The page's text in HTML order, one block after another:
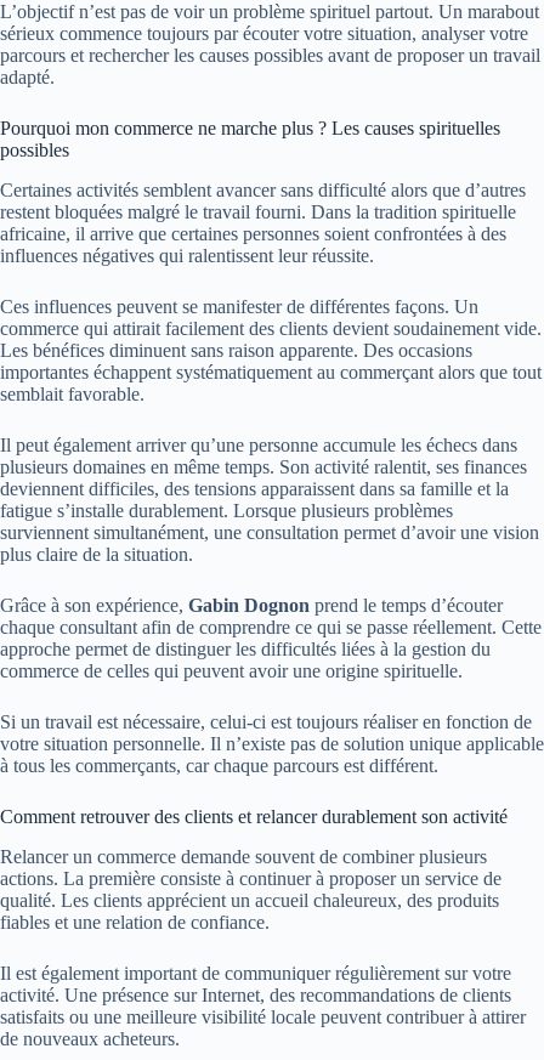
L’objectif n’est pas de voir un problème spirituel partout. Un marabout
sérieux commence toujours par écouter votre situation, analyser votre
parcours et rechercher les causes possibles avant de proposer un travail
adapté.
Pourquoi mon commerce ne marche plus ? Les causes spirituelles
possibles
Certaines activités semblent avancer sans difficulté alors que d’autres
restent bloquées malgré le travail fourni. Dans la tradition spirituelle
africaine, il arrive que certaines personnes soient confrontées à des
influences négatives qui ralentissent leur réussite.
Ces influences peuvent se manifester de différentes façons. Un
commerce qui attirait facilement des clients devient soudainement vide.
Les bénéfices diminuent sans raison apparente. Des occasions
importantes échappent systématiquement au commerçant alors que tout
semblait favorable.
Il peut également arriver qu’une personne accumule les échecs dans
plusieurs domaines en même temps. Son activité ralentit, ses finances
deviennent difficiles, des tensions apparaissent dans sa famille et la
fatigue s’installe durablement. Lorsque plusieurs problèmes
surviennent simultanément, une consultation permet d’avoir une vision
plus claire de la situation.
Grâce à son expérience, Gabin Dognon prend le temps d’écouter
chaque consultant afin de comprendre ce qui se passe réellement. Cette
approche permet de distinguer les difficultés liées à la gestion du
commerce de celles qui peuvent avoir une origine spirituelle.
Si un travail est nécessaire, celui-ci est toujours réaliser en fonction de
votre situation personnelle. Il n’existe pas de solution unique applicable
à tous les commerçants, car chaque parcours est différent.
Comment retrouver des clients et relancer durablement son activité
Relancer un commerce demande souvent de combiner plusieurs
actions. La première consiste à continuer à proposer un service de
qualité. Les clients apprécient un accueil chaleureux, des produits
fiables et une relation de confiance.
Il est également important de communiquer régulièrement sur votre
activité. Une présence sur Internet, des recommandations de clients
satisfaits ou une meilleure visibilité locale peuvent contribuer à attirer
de nouveaux acheteurs.